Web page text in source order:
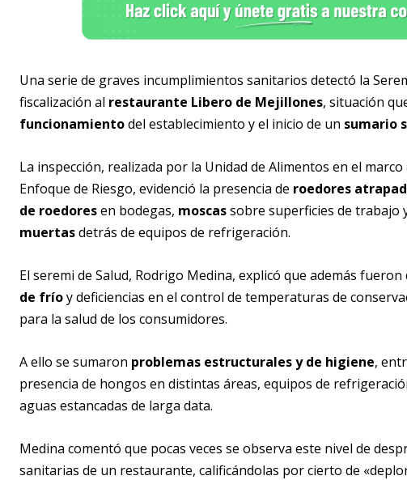
Una serie de graves incumplimientos sanitarios detectó la
fiscalización al restaurante Libero de Mejillones, situación
funcionamientodel establecimiento y el inicio de un sumario
La inspección, realizada por la Unidad de Alimentos en el
Enfoque de Riesgo, evidenció la presencia de roedores
de roedoresen bodegas, moscassobre superficies de trabajo
muertasdetrás de equipos de refrigeración.
El seremi de Salud, Rodrigo Medina, explicó que además fueron
de fríoy deficiencias en el control de temperaturas de
para la salud de los consumidores.
A ello se sumaron problemas estructurales y de higiene,
presencia de hongos en distintas áreas, equipos de
aguas estancadas de larga data.
Medina comentó que pocas veces se observa este nivel de
sanitarias de un restaurante, calificándolas por cierto de